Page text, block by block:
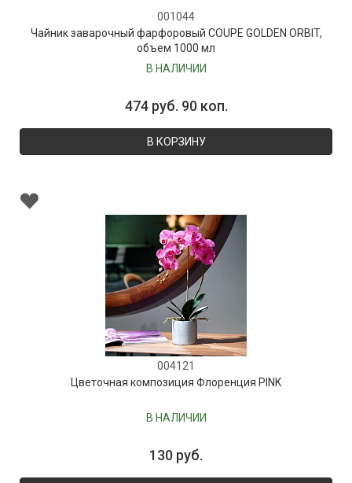
001044
Чайник заварочный фарфоровый COUPE GOLDEN ORBIT,
объем 1000 мл
В НАЛИЧИИ
474 руб. 90 коп.
В КОРЗИНУ
004121
Цветочная композиция Флоренция PINK
В НАЛИЧИИ
130 руб.